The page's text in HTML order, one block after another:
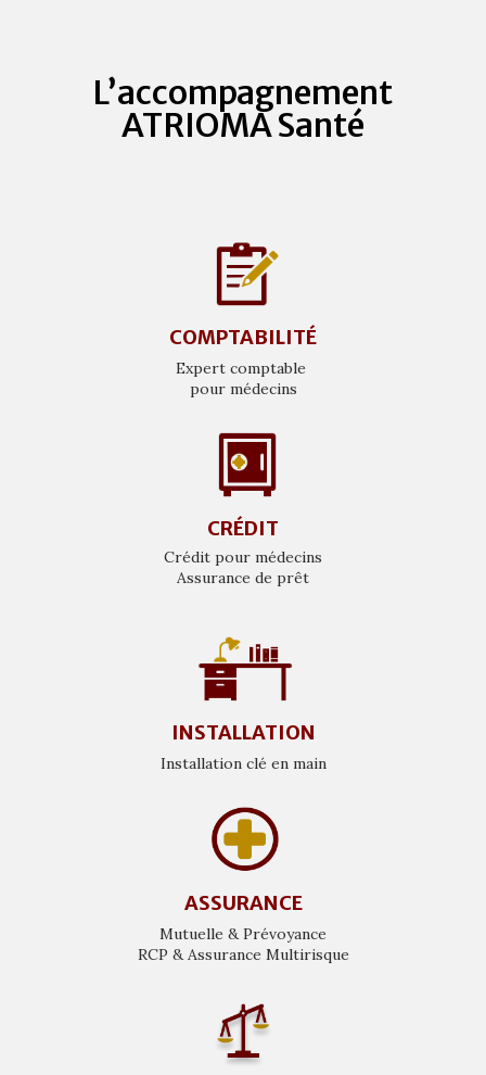
L’accompagnement
ATRIOMA Santé
COMPTABILITÉ
Expert comptable
pour médecins
CRÉDIT
Crédit pour médecins
Assurance de prêt
INSTALLATION
Installation clé en main
ASSURANCE
Mutuelle & Prévoyance
RCP & Assurance Multirisque